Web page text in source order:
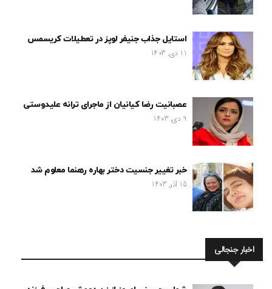
استایل جذاب جنیفر لوپز در تعطیلات کریسمس
11 دی, 1403
عصبانیت رضا کیانیان از ماجرای ترانه علیدوستی
9 دی, 1403
خبر تغییر جنسیت دختر بهاره رهنما معلوم شد
15 آذر, 1403
اخبار جنجالی